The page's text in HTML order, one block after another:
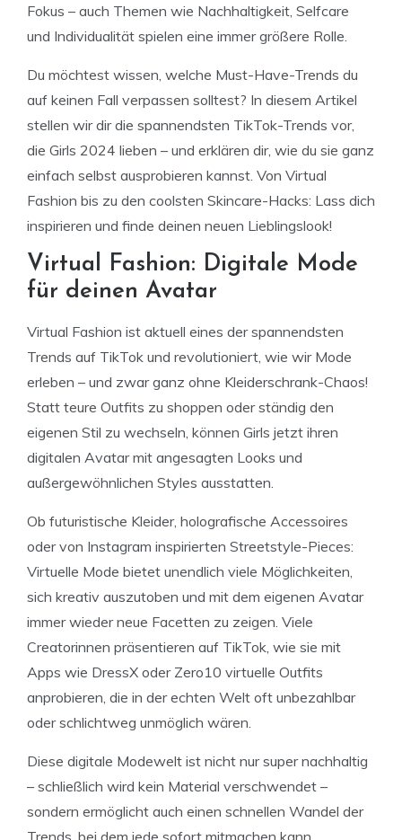
Fokus – auch Themen wie Nachhaltigkeit, Selfcare
und Individualität spielen eine immer größere Rolle.
Du möchtest wissen, welche Must-Have-Trends du
auf keinen Fall verpassen solltest? In diesem Artikel
stellen wir dir die spannendsten TikTok-Trends vor,
die Girls 2024 lieben – und erklären dir, wie du sie ganz
einfach selbst ausprobieren kannst. Von Virtual
Fashion bis zu den coolsten Skincare-Hacks: Lass dich
inspirieren und finde deinen neuen Lieblingslook!
Virtual Fashion: Digitale Mode
für deinen Avatar
Virtual Fashion ist aktuell eines der spannendsten
Trends auf TikTok und revolutioniert, wie wir Mode
erleben – und zwar ganz ohne Kleiderschrank-Chaos!
Statt teure Outfits zu shoppen oder ständig den
eigenen Stil zu wechseln, können Girls jetzt ihren
digitalen Avatar mit angesagten Looks und
außergewöhnlichen Styles ausstatten.
Ob futuristische Kleider, holografische Accessoires
oder von Instagram inspirierten Streetstyle-Pieces:
Virtuelle Mode bietet unendlich viele Möglichkeiten,
sich kreativ auszutoben und mit dem eigenen Avatar
immer wieder neue Facetten zu zeigen. Viele
Creatorinnen präsentieren auf TikTok, wie sie mit
Apps wie DressX oder Zero10 virtuelle Outfits
anprobieren, die in der echten Welt oft unbezahlbar
oder schlichtweg unmöglich wären.
Diese digitale Modewelt ist nicht nur super nachhaltig
– schließlich wird kein Material verschwendet –
sondern ermöglicht auch einen schnellen Wandel der
Trends, bei dem jede sofort mitmachen kann.